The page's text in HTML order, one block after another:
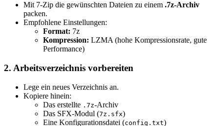
Mit 7-Zip die gewünschten Dateien zu einem .7z-Archiv
packen.
Empfohlene Einstellungen:
Format: 7z
Kompression: LZMA (hohe Kompressionsrate, gute
Performance)
2. Arbeitsverzeichnis vorbereiten
Lege ein neues Verzeichnis an.
Kopiere hinein:
Das erstellte .7z-Archiv
Das SFX-Modul (7z.sfx)
Eine Konfigurationsdatei (config.txt)